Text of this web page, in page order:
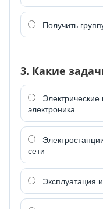
Получить
3. Какие
электроника
сети
Эксплуатация